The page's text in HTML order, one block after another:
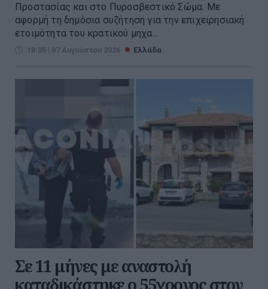
Προστασίας και στο Πυροσβεστικό Σώμα. Με
αφορμή τη δημόσια συζήτηση για την επιχειρησιακή
ετοιμότητα του κρατικού μηχα...
18:05 | 07 Αυγούστου 2026 Ελλάδα
Σε 11 μήνες με αναστολή